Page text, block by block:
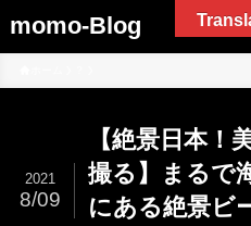
momo-Blog
【絶景日本！
撮る】まるで
にある絶景ビ
2021
8/09